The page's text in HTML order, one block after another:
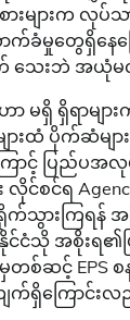
စားများက လု
ခံမှုတွေရှိနေက
က် သေးဘဲ အယုံ
ရှိ ရှိရာများကို
းများထံ ပိုက်ဆံ
ောင့် ပြည်ပ
း လိုင်စင်ရ
ားကြရန် အကြံ
င်ငံသို အစိုးရ
မှတစ်ဆင့် EPS
ရှိကြောင်းလ